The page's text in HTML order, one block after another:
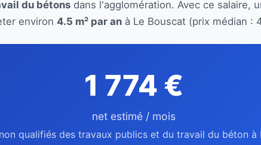
du bétons dans l'agglomération. Avec ce salaire,
environ 4.5 m² par an à Le Bouscat (prix médian :
1 774 €
net estimé / mois
qualifiés des travaux publics et du travail du béton à